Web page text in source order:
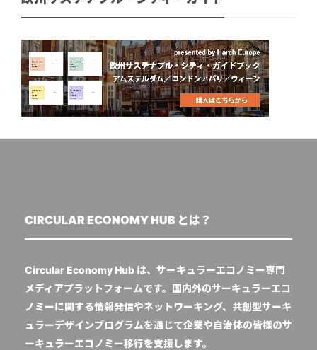
CIRCULAR ECONOMY HUB とは？
Circular Economy Hub は、サーキュラーエコノミー専門
メディアプラットフォームです。国内外のサーキュラーエコ
ノミーに関する情報発信やネットワーキング、共創型サーキ
ュラーデザインプログラムを通じて企業や自治体の皆様のサ
ーキュラーエコノミー移行を支援します。